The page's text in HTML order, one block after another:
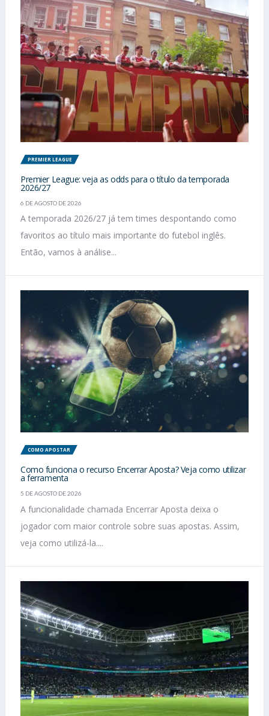
PREMIER LEAGUE
Premier League: veja as odds para o título da temporada
2026/27
6 DE AGOSTO DE 2026
A temporada 2026/27 já tem times despontando como
favoritos ao título mais importante do futebol inglês.
Então, vamos à análise...
COMO APOSTAR
Como funciona o recurso Encerrar Aposta? Veja como utilizar
a ferramenta
5 DE AGOSTO DE 2026
A funcionalidade chamada Encerrar Aposta deixa o
jogador com maior controle sobre suas apostas. Assim,
veja como utilizá-la....